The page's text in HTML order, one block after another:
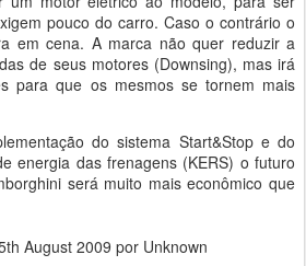
pouco do carro. Caso o contrário o
em cena. A marca não quer reduzir a
de seus motores (Downsing), mas irá
para que os mesmos se tornem mais
do sistema Start&Stop e do
energia das frenagens (KERS) o futuro
será muito mais econômico que
August 2009 por Unknown